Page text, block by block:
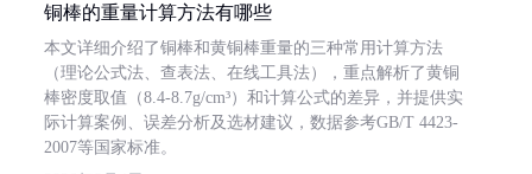
铜棒的重量计算方法有哪些
本文详细介绍了铜棒和黄铜棒重量的三种常用计算方法
（理论公式法、查表法、在线工具法），重点解析了黄铜
棒密度取值（8.4-8.7g/cm³）和计算公式的差异，并提供实
际计算案例、误差分析及选材建议，数据参考GB/T 4423-
2007等国家标准。